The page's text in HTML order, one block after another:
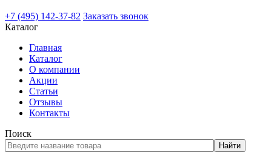
+7 (495) 142-37-82 Заказать звонок
Каталог
Главная
Каталог
О компании
Акции
Статьи
Отзывы
Контакты
Поиск
Найти